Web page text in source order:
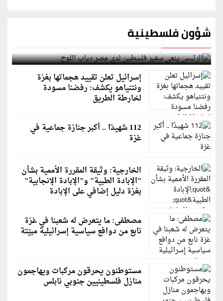
شؤون فلسطينية
الرئيس ينعى سفير فلسطين لدى مصر دياب اللوح
إسرائيل تعلن تقييد هجماتها بغزة
ونتنياهو يكشف: رفضنا مسودة
لخارطة الطريق
112 شهيدًا .. أكبر جنازة جماعية في
غزة
الخارجية: وثيقة المقررة الأممية بشأن
"الإبادة الطبية" و"الإبادة الإنجابية"
بغزة دليل إضافي على الإبادة
مصطفى: ما يتعرض له شعبنا في غزة
نابع من دوافع سياسية إسرائيلية مبيّتة
مستوطنون يحرقون مركبات ويهاجمون
منازل فلسطينيين جنوبي نابلس